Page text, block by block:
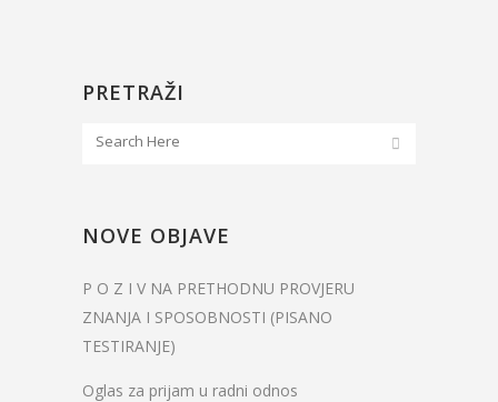
PRETRAŽI
NOVE OBJAVE
P O Z I V NA PRETHODNU PROVJERU
ZNANJA I SPOSOBNOSTI (PISANO
TESTIRANJE)
Oglas za prijam u radni odnos